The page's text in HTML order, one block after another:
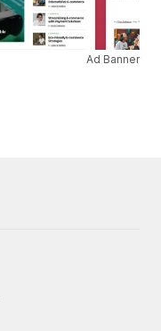
Ad Banner